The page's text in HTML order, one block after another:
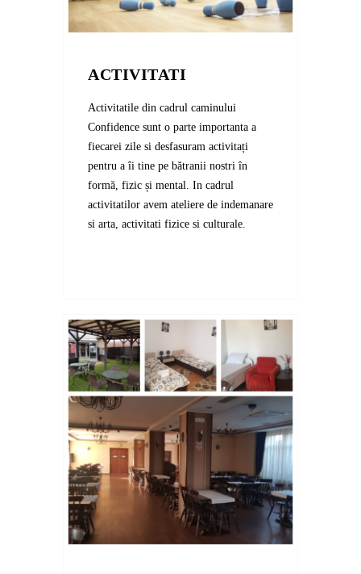
ACTIVITATI
Activitatile din cadrul caminului
Confidence sunt o parte importanta a
fiecarei zile si desfasuram activitați
pentru a îi tine pe bătranii nostri în
formă, fizic și mental. In cadrul
activitatilor avem ateliere de indemanare
si arta, activitati fizice si culturale.